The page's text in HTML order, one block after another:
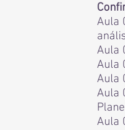
Aula
Aula
Aula
Aula
Aula
Aula